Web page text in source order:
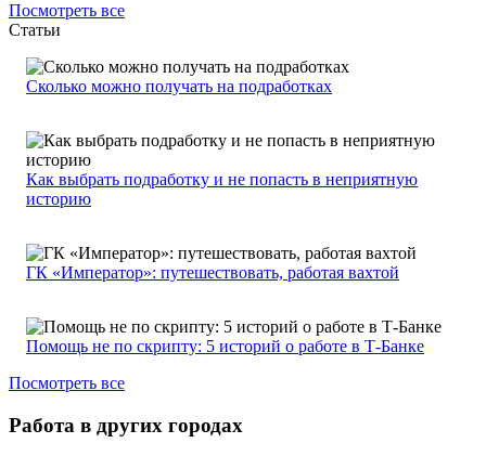
Посмотреть все
Статьи
Сколько можно получать на подработках
Как выбрать подработку и не попасть в неприятную
историю
ГК «Император»: путешествовать, работая вахтой
Помощь не по скрипту: 5 историй о работе в Т-Банке
Посмотреть все
Работа в других городах